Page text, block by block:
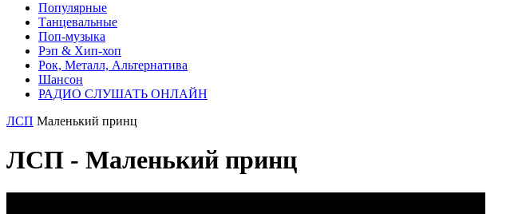
Популярные
Танцевальные
Поп-музыка
Рэп & Хип-хоп
Рок, Металл, Альтернатива
Шансон
РАДИО СЛУШАТЬ ОНЛАЙН
ЛСП Маленький принц
ЛСП - Маленький принц